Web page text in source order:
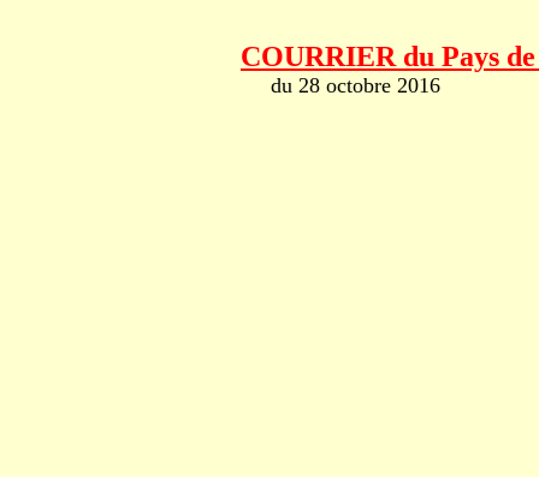
COURRIER du Pays
du 28 octobre 2016